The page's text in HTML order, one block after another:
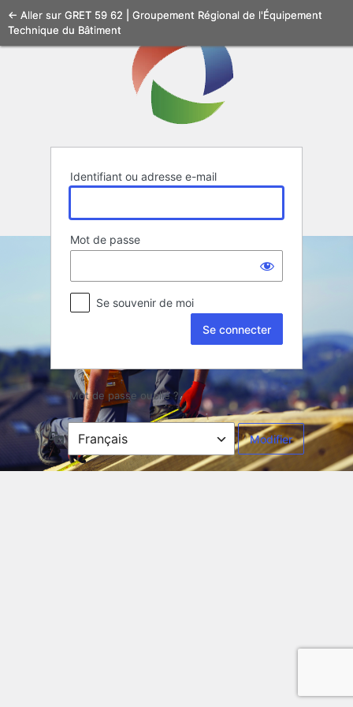
Se
connecter
Identifiant ou adresse e-mail
Mot de passe
Se souvenir de moi
Mot de passe oublié ?
← Aller sur GRET 59 62 | Groupement Régional de l'Équipement
Technique du Bâtiment
Langue